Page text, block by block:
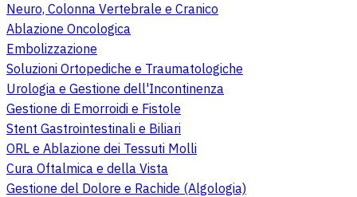
Neuro, Colonna Vertebrale e Cranico
Ablazione Oncologica
Embolizzazione
Soluzioni Ortopediche e Traumatologiche
Urologia e Gestione dell'Incontinenza
Gestione di Emorroidi e Fistole
Stent Gastrointestinali e Biliari
ORL e Ablazione dei Tessuti Molli
Cura Oftalmica e della Vista
Gestione del Dolore e Rachide (Algologia)